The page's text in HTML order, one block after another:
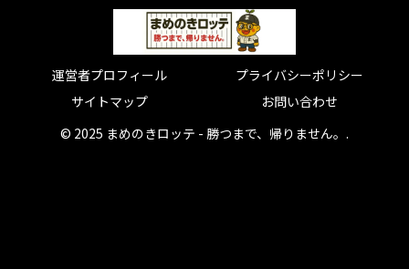
運営者プロフィール
プライバシーポリシー
サイトマップ
お問い合わせ
© 2025 まめのきロッテ - 勝つまで、帰りません。.